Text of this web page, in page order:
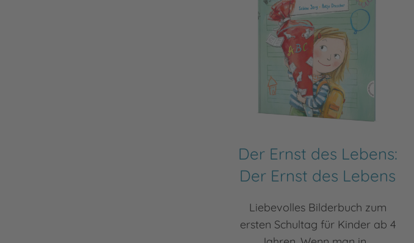
Der Ernst des Lebens:
Der Ernst des Lebens
Liebevolles Bilderbuch zum
ersten Schultag für Kinder ab 4